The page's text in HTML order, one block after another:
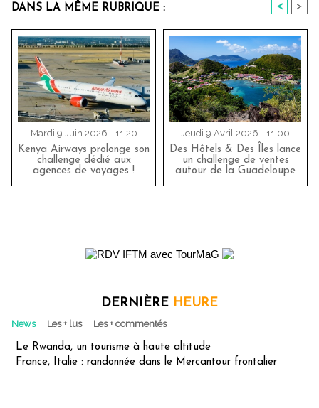
DANS LA MÊME RUBRIQUE : < >
Mardi 9 Juin 2026 - 11:20
Kenya Airways prolonge son
challenge dédié aux
agences de voyages !
Jeudi 9 Avril 2026 - 11:00
Des Hôtels & Des Îles lance
un challenge de ventes
autour de la Guadeloupe
DERNIÈRE HEURE
News Les + lus Les + commentés
Le Rwanda, un tourisme à haute altitude
France, Italie : randonnée dans le Mercantour frontalier